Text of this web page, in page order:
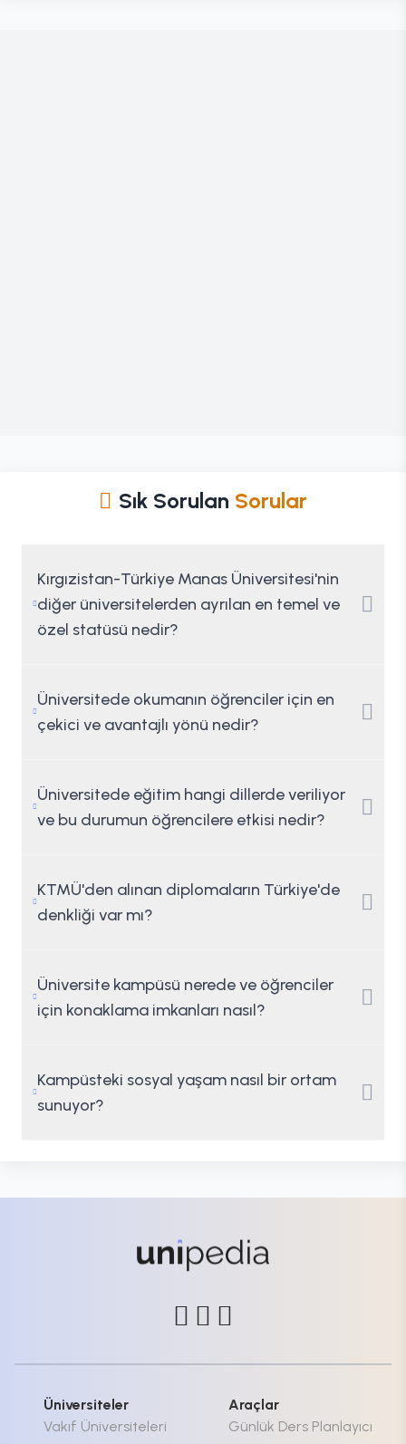
Sık Sorulan Sorular
Kırgızistan-Türkiye Manas Üniversitesi'nin
diğer üniversitelerden ayrılan en temel ve
özel statüsü nedir?
Üniversitede okumanın öğrenciler için en
çekici ve avantajlı yönü nedir?
Üniversitede eğitim hangi dillerde veriliyor
ve bu durumun öğrencilere etkisi nedir?
KTMÜ'den alınan diplomaların Türkiye'de
denkliği var mı?
Üniversite kampüsü nerede ve öğrenciler
için konaklama imkanları nasıl?
Kampüsteki sosyal yaşam nasıl bir ortam
sunuyor?
Üniversiteler
Vakıf Üniversiteleri
Araçlar
Günlük Ders Planlayıcı